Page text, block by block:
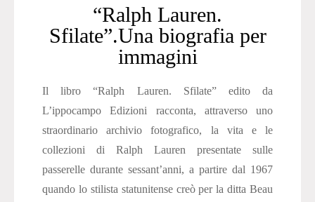
“Ralph Lauren.
Sfilate”.Una biografia per
immagini
Il libro “Ralph Lauren. Sfilate” edito da
L’ippocampo Edizioni racconta, attraverso uno
straordinario archivio fotografico, la vita e le
collezioni di Ralph Lauren presentate sulle
passerelle durante sessant’anni, a partire dal 1967
quando lo stilista statunitense creò per la ditta Beau